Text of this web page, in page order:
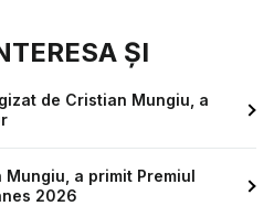
ȘI
de Cristian Mungiu, a
Mungiu, a primit Premiul
2026